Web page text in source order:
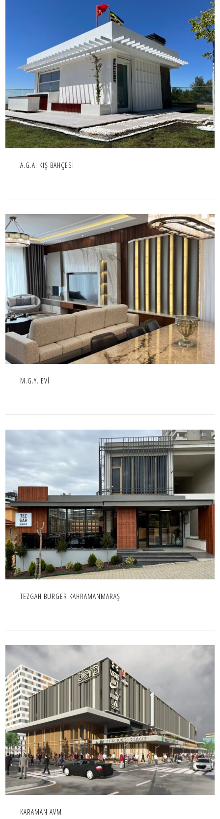
A.G.A. KIŞ BAHÇESİ
İÇ MEKAN,IC MEKAN,KARMA KULLANIM,PROJE
A.G.A. KIŞ BAHÇESİ
M.G.Y. EVİ
İÇ MEKAN,IC MEKAN,KONUT,PROJE
M.G.Y. EVİ
TEZGAH BURGER KAHRAMANMARAŞ
İÇ MEKAN,IC MEKAN,PROJE,TICARI
TEZGAH BURGER KAHRAMANMARAŞ
KARAMAN AVM
İÇ MEKAN,IC MEKAN,PROJE,TICARI
KARAMAN AVM